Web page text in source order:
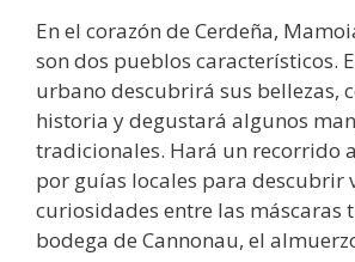
En el corazón de Cerdeña,
son dos pueblos característicos.
urbano descubrirá sus bellezas,
historia y degustará algunos
tradicionales. Hará un recorrido
por guías locales para descubrir
curiosidades entre las máscaras
bodega de Cannonau, el